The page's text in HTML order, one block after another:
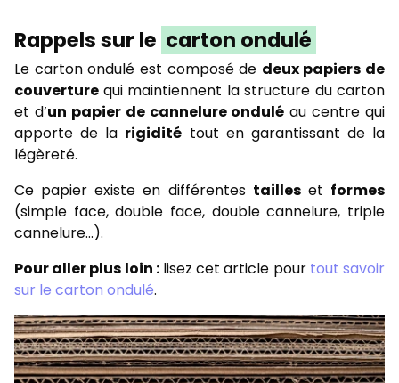
Rappels sur le carton ondulé
Le carton ondulé est composé de deux papiers de
couverture qui maintiennent la structure du carton
et d’un papier de cannelure ondulé au centre qui
apporte de la rigidité tout en garantissant de la
légèreté.
Ce papier existe en différentes tailleset formes
(simple face, double face, double cannelure, triple
cannelure…).
Pour aller plus loin :lisez cet article pour tout savoir
sur le carton ondulé.